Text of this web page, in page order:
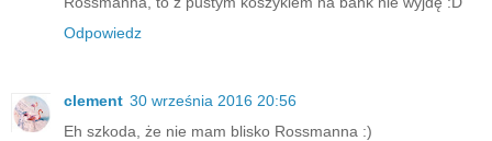
Odpowiedz
clement 30 września 2016 20:56
Eh szkoda, że nie mam blisko Rossmanna :)